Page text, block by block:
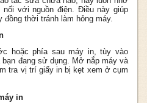
với nguồn điện. Điều này giúp
đồng thời tránh làm hỏng máy.
hoặc phía sau máy in, tùy vào
đang sử dụng. Mở nắp máy và
tra vị trí giấy in bị kẹt xem ở cụm
in